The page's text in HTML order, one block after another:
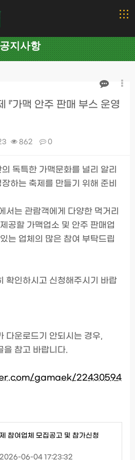
공지사항
가맥 안주 판매 부스 운영
862 0
독특한 가맥문화를 널리 알리
하는 축제를 만들기 위해 준비
서는 관람객에게 다양한 먹거리
공할 가맥업소 및 안주 판매업
는 업체의 많은 참여 부탁드립
확인하시고 신청해주시기 바랍
다운로드기 안되시는 경우,
을 참고 바랍니다.
gamaek/22430594
참여업체 모집공고 및 참가신청
06-04 17:23:32